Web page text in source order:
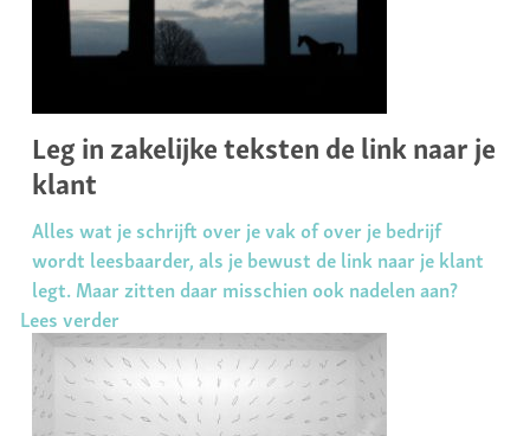
Leg in zakelijke teksten de link naar je
klant
Alles wat je schrijft over je vak of over je bedrijf
wordt leesbaarder, als je bewust de link naar je klant
legt. Maar zitten daar misschien ook nadelen aan?
Lees verder